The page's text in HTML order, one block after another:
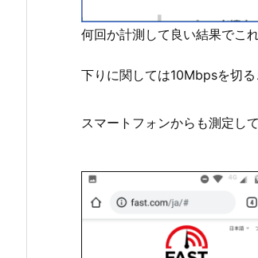
何回か計測して良い結果でこれ
下りに関しては10Mbpsを切る
スマートフォンからも測定し